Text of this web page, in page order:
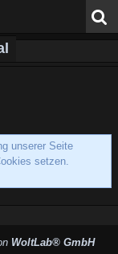
unserer Seite
setzen.
WoltLab® GmbH